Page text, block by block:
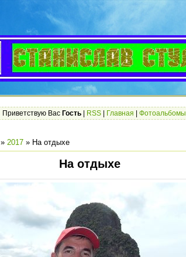
Приветствую Вас Гость RSS Главная Фотоальбомы
» 2017 » На отдыхе
На отдыхе